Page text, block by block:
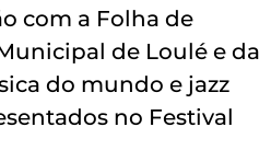
com a Folha de
de Loulé e da
do mundo e jazz
no Festival